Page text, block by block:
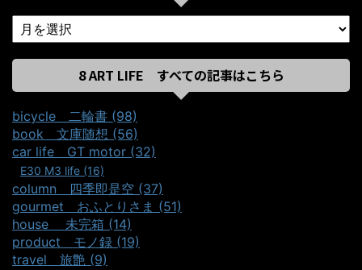
8 ART LIFE すべての記事はこちら
bicycle＿二輪書 (98)
book＿文庫随想 (56)
car life＿GT motor (32)
E30 M3 life (16)
column＿四季即是空 (37)
gourmet＿おふとりさま (51)
house ＿未完箱 (14)
product＿モノ録 (19)
travel＿旅艶 (9)